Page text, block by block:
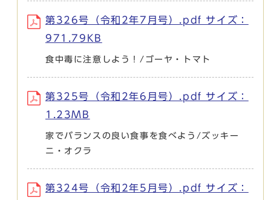
第326号（令和2年7月号）.pdf サイズ：
971.79KB
食中毒に注意しよう！/ゴーヤ・トマト
第325号（令和2年6月号）.pdf サイズ：
1.23MB
家でバランスの良い食事を食べよう/ズッキー
ニ・オクラ
第324号（令和2年5月号）.pdf サイズ：